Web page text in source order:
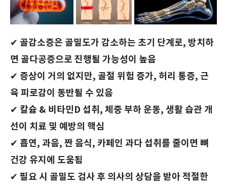
✔ 골감소증은 골밀도가 감소하는 초기 단계로, 방치하
면 골다공증으로 진행될 가능성이 높음
✔ 증상이 거의 없지만, 골절 위험 증가, 허리 통증, 근
육 피로감이 동반될 수 있음
✔ 칼슘 & 비타민D 섭취, 체중 부하 운동, 생활 습관 개
선이 치료 및 예방의 핵심
✔ 흡연, 과음, 짠 음식, 카페인 과다 섭취를 줄이면 뼈
건강 유지에 도움됨
✔ 필요 시 골밀도 검사 후 의사의 상담을 받아 적절한